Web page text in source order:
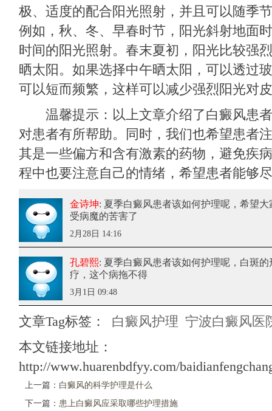
极、适度的配合阳光照射，并且可以随季
例如，秋、冬、早春时节，阳光斜射地面
时间的阳光照射。春末夏初，阳光比较强
晒太阳。如果选择中午晒太阳，可以透过
可以短而频繁，这样可以减少强烈阳光对
温馨提示：以上文章介绍了白癜风患者
对患者有所帮助。同时，我们也希望患者
其是一些偏方和含有激素的药物，避免疾
程中也要注意自己的情绪，希望患者能够
金诗坤: 夏季白癜风患者该如何护理呢，希望大
受病魔的苦害了
2月28日 14:16
孔碧熙: 夏季白癜风患者该如何护理呢，白斑的
疗，这个病拖不得
3月1日 09:48
文章Tag标签： 白癜风护理 宁波白癜风医
本文链接地址：
http://www.huarenbdfyy.com/
上一篇： 白癜风的科学护理是什么
下一篇： 患上白癜风应采取哪些护理措施